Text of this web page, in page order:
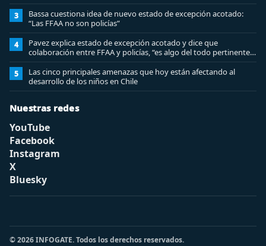
3
Bassa cuestiona idea de nuevo estado de excepción acotado:
“Las FFAA no son policías”
4
Pavez explica estado de excepción acotado y dice que
colaboración entre FFAA y policías, “es algo del todo pertinente
analizar”
5
Las cinco principales amenazas que hoy están afectando al
desarrollo de los niños en Chile
Nuestras redes
YouTube
Facebook
Instagram
X
Bluesky
© 2026 INFOGATE. Todos los derechos reservados.